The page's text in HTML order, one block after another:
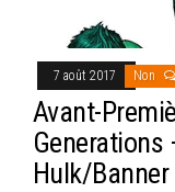
7 août 2017 Non
Avant-
Generations
Hulk/